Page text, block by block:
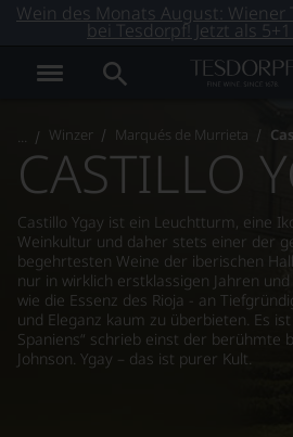
Wein des Monats August: Wiener
bei Tesdorpf! Jetzt als
Winzer Marqués de Murrieta
CASTILLO
Castillo Ygay ist ein Leuchtturm, eine
Weinkultur und daher stets einer der
begehrtesten Weine der iberischen
nur in wirklich erstklassigen Jahren
wie die Essenz des Rioja - an
und Eleganz kaum zu überbieten. Es
Spaniens“ schrieb einst der berühmte
Johnson. Ygay – das ist purer Kult.